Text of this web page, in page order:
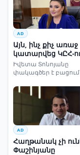
AD
Այն, ինչ քիչ առաջ
կատարվեց ԿԸՀ-
Իվետա Տոնոյանը
փակագծեր է
AD
Հաղթանակ չի
Փաշինյանը